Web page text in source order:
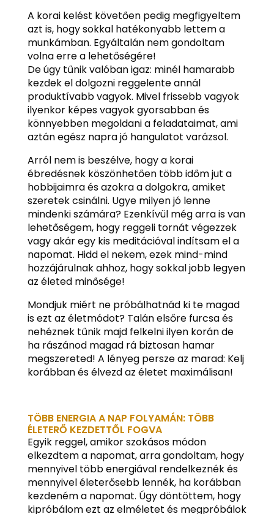
A korai kelést követően pedig megfigyeltem
azt is, hogy sokkal hatékonyabb lettem a
munkámban. Egyáltalán nem gondoltam
volna erre a lehetőségére!
De úgy tűnik valóban igaz: minél hamarabb
kezdek el dolgozni reggelente annál
produktívabb vagyok. Mivel frissebb vagyok
ilyenkor képes vagyok gyorsabban és
könnyebben megoldani a feladataimat, ami
aztán egész napra jó hangulatot varázsol.
Arról nem is beszélve, hogy a korai
ébredésnek köszönhetően több időm jut a
hobbijaimra és azokra a dolgokra, amiket
szeretek csinálni. Ugye milyen jó lenne
mindenki számára? Ezenkívül még arra is van
lehetőségem, hogy reggeli tornát végezzek
vagy akár egy kis meditációval indítsam el a
napomat. Hidd el nekem, ezek mind-mind
hozzájárulnak ahhoz, hogy sokkal jobb legyen
az életed minősége!
Mondjuk miért ne próbálhatnád ki te magad
is ezt az életmódot? Talán elsőre furcsa és
nehéznek tűnik majd felkelni ilyen korán de
ha rászánod magad rá biztosan hamar
megszereted! A lényeg persze az marad: Kelj
korábban és élvezd az életet maximálisan!
TÖBB ENERGIA A NAP FOLYAMÁN: TÖBB
ÉLETERŐ KEZDETTŐL FOGVA
Egyik reggel, amikor szokásos módon
elkezdtem a napomat, arra gondoltam, hogy
mennyivel több energiával rendelkeznék és
mennyivel életerősebb lennék, ha korábban
kezdeném a napomat. Úgy döntöttem, hogy
kipróbálom ezt az elméletet és megpróbálok